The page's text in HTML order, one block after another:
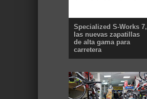
Specialized S-Works 7,
las nuevas zapatillas
de alta gama para
carretera